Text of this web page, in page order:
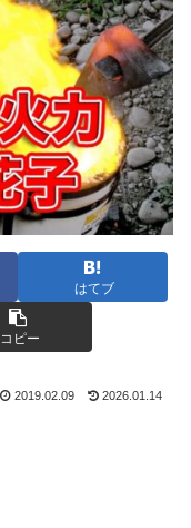
はてブ
コピー
2019.02.09 2026.01.14